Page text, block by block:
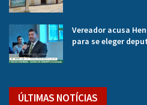
Vereador acusa
para se eleger
ÚLTIMAS NOTÍCIAS